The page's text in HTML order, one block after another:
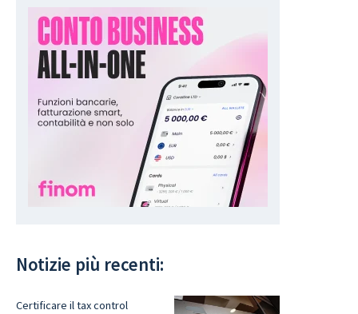
Notizie più recenti:
Certificare il tax control